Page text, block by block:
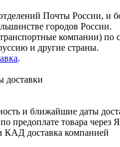
Почты России, и
городов России.
компании) по
и другие страны.
.
и ближайшие даты
предоплате товара через
КАД доставка компанией